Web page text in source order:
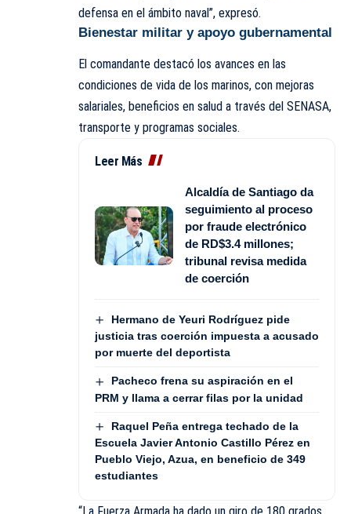
defensa en el ámbito naval”, expresó.
Bienestar militar y apoyo gubernamental
El comandante destacó los avances en las
condiciones de vida de los marinos, con mejoras
salariales, beneficios en salud a través del SENASA,
transporte y programas sociales.
Leer Más
Alcaldía de Santiago da
seguimiento al proceso
por fraude electrónico
de RD$3.4 millones;
tribunal revisa medida
de coerción
Hermano de Yeuri Rodríguez pide
justicia tras coerción impuesta a acusado
por muerte del deportista
Pacheco frena su aspiración en el
PRM y llama a cerrar filas por la unidad
Raquel Peña entrega techado de la
Escuela Javier Antonio Castillo Pérez en
Pueblo Viejo, Azua, en beneficio de 349
estudiantes